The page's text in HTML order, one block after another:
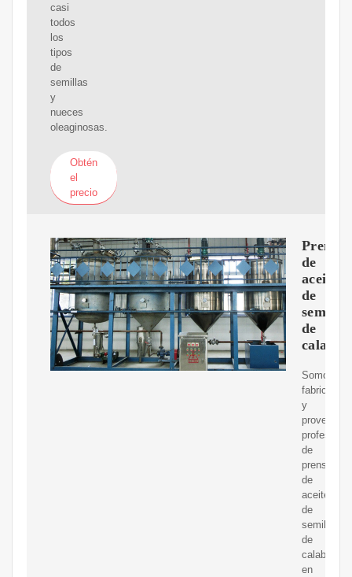
casi
todos
los
tipos
de
semillas
y
nueces
oleaginosas.
Obtén
el
precio
Prensa
de
aceite
de
semilla
de
Somos
fabricantes
y
de
prensas
de
aceite
de
semilla
de
calabaza
en